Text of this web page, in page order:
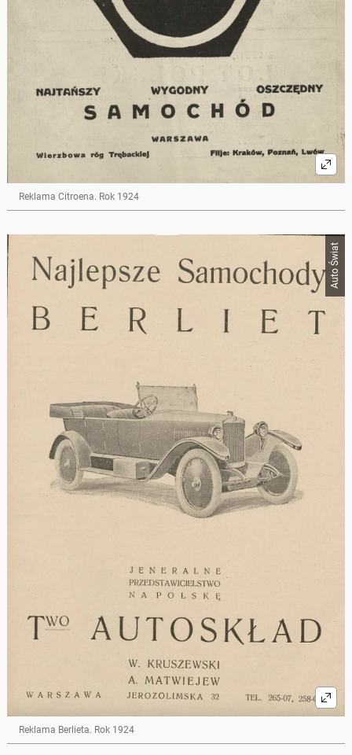
Reklama Citroena. Rok 1924
Auto Świat
Reklama Berlieta. Rok 1924